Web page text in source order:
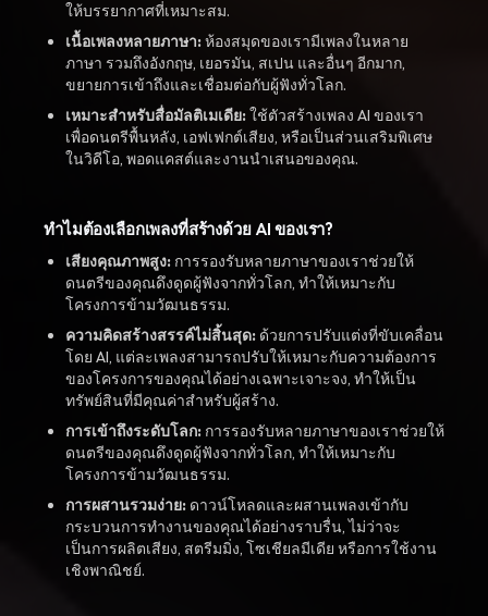
ให้บรรยากาศที่เหมาะสม.
เนื้อเพลงหลายภาษา:ห้องสมุดของเรามีเพลงในหลาย
ภาษา รวมถึงอังกฤษ, เยอรมัน, สเปน และอื่นๆ อีกมาก,
ขยายการเข้าถึงและเชื่อมต่อกับผู้ฟังทั่วโลก.
เหมาะสำหรับสื่อมัลติเมเดีย:ใช้ตัวสร้างเพลง AI ของเรา
เพื่อดนตรีพื้นหลัง, เอฟเฟกต์เสียง, หรือเป็นส่วนเสริมพิเศษ
ในวิดีโอ, พอดแคสต์และงานนำเสนอของคุณ.
ทำไมต้องเลือกเพลงที่สร้างด้วย AI ของเรา?
เสียงคุณภาพสูง: การรองรับหลายภาษาของเราช่วยให้
ดนตรีของคุณดึงดูดผู้ฟังจากทั่วโลก, ทำให้เหมาะกับ
โครงการข้ามวัฒนธรรม.
ความคิดสร้างสรรค์ไม่สิ้นสุด: ด้วยการปรับแต่งที่ขับเคลื่อน
โดย AI, แต่ละเพลงสามารถปรับให้เหมาะกับความต้องการ
ของโครงการของคุณได้อย่างเฉพาะเจาะจง, ทำให้เป็น
ทรัพย์สินที่มีคุณค่าสำหรับผู้สร้าง.
การเข้าถึงระดับโลก: การรองรับหลายภาษาของเราช่วยให้
ดนตรีของคุณดึงดูดผู้ฟังจากทั่วโลก, ทำให้เหมาะกับ
โครงการข้ามวัฒนธรรม.
การผสานรวมง่าย: ดาวน์โหลดและผสานเพลงเข้ากับ
กระบวนการทำงานของคุณได้อย่างราบรื่น, ไม่ว่าจะ
เป็นการผลิตเสียง, สตรีมมิ่ง, โซเชียลมีเดีย หรือการใช้งาน
เชิงพาณิชย์.